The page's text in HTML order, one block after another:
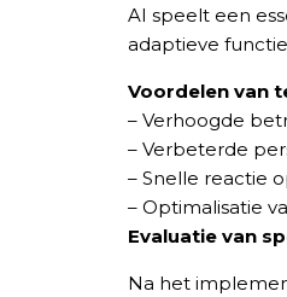
AI speelt een
adaptieve
Voordelen van
– Verhoogde
– Verbeterde
– Snelle reactie
– Optimalisatie
Evaluatie van
Na het